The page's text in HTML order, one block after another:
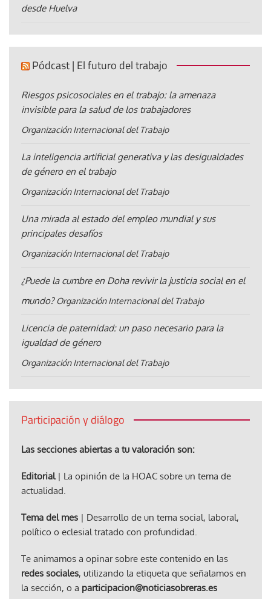
desde Huelva
Pódcast | El futuro del trabajo
Riesgos psicosociales en el trabajo: la amenaza
invisible para la salud de los trabajadores
Organización Internacional del Trabajo
La inteligencia artificial generativa y las desigualdades
de género en el trabajo
Organización Internacional del Trabajo
Una mirada al estado del empleo mundial y sus
principales desafíos
Organización Internacional del Trabajo
¿Puede la cumbre en Doha revivir la justicia social en el
mundo? Organización Internacional del Trabajo
Licencia de paternidad: un paso necesario para la
igualdad de género
Organización Internacional del Trabajo
Participación y diálogo
Las secciones abiertas a tu valoración son:
Editorial| La opinión de la HOAC sobre un tema de
actualidad.
Tema del mes | Desarrollo de un tema social, laboral,
político o eclesial tratado con profundidad.
Te animamos a opinar sobre este contenido en las
redes sociales, utilizando la etiqueta que señalamos en
la sección, o a participacion@noticiasobreras.es